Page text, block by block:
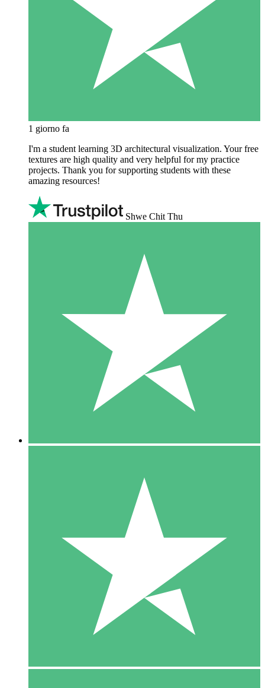
1 giorno fa
I'm a student learning 3D architectural visualization. Your free
textures are high quality and very helpful for my practice
projects. Thank you for supporting students with these
amazing resources!
Shwe Chit Thu